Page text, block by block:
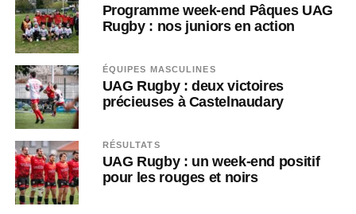
Programme week-end Pâques UAG
Rugby : nos juniors en action
ÉQUIPES MASCULINES
UAG Rugby : deux victoires
précieuses à Castelnaudary
RÉSULTATS
UAG Rugby : un week-end positif
pour les rouges et noirs